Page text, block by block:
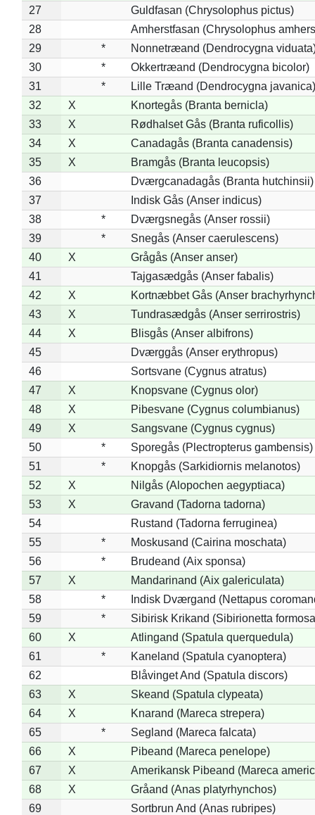
27
Guldfasan (Chrysolophus pictus)
28
Amherstfasan (Chrysolophus
29
*
Nonnetræand (Dendrocygna
30
*
Okkertræand (Dendrocygna bicolor)
31
*
Lille Træand (Dendrocygna javanica)
32
X
Knortegås (Branta bernicla)
33
X
Rødhalset Gås (Branta ruficollis)
34
X
Canadagås (Branta canadensis)
35
X
Bramgås (Branta leucopsis)
36
Dværgcanadagås (Branta hutchinsii)
37
Indisk Gås (Anser indicus)
38
*
Dværgsnegås (Anser rossii)
39
*
Snegås (Anser caerulescens)
40
X
Grågås (Anser anser)
41
Tajgasædgås (Anser fabalis)
42
X
Kortnæbbet Gås (Anser
43
X
Tundrasædgås (Anser serrirostris)
44
X
Blisgås (Anser albifrons)
45
Dværggås (Anser erythropus)
46
Sortsvane (Cygnus atratus)
47
X
Knopsvane (Cygnus olor)
48
X
Pibesvane (Cygnus columbianus)
49
X
Sangsvane (Cygnus cygnus)
50
*
Sporegås (Plectropterus gambensis)
51
*
Knopgås (Sarkidiornis melanotos)
52
X
Nilgås (Alopochen aegyptiaca)
53
X
Gravand (Tadorna tadorna)
54
Rustand (Tadorna ferruginea)
55
*
Moskusand (Cairina moschata)
56
*
Brudeand (Aix sponsa)
57
X
Mandarinand (Aix galericulata)
58
*
Indisk Dværgand (Nettapus
59
*
Sibirisk Krikand (Sibirionetta
60
X
Atlingand (Spatula querquedula)
61
*
Kaneland (Spatula cyanoptera)
62
Blåvinget And (Spatula discors)
63
X
Skeand (Spatula clypeata)
64
X
Knarand (Mareca strepera)
65
*
Segland (Mareca falcata)
66
X
Pibeand (Mareca penelope)
67
X
Amerikansk Pibeand (Mareca
68
X
Gråand (Anas platyrhynchos)
69
Sortbrun And (Anas rubripes)